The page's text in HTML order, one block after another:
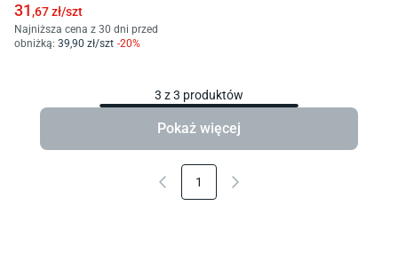
31 ,67zł/szt
Najniższa cena z 30 dni przed
obniżką: 39,90 zł/szt -20%
3 z3 produktów
Pokaż więcej
1